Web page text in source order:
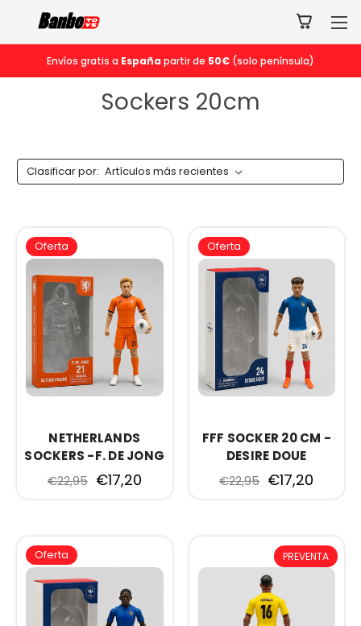
Envíos gratis a España partir de 50€ (solo península)
Sockers 20cm
Clasificar por:
Oferta
NETHERLANDS
SOCKERS -F. DE JONG
€22,95 €17,20
Oferta
FFF SOCKER 20 CM -
DESIRE DOUE
€22,95 €17,20
Oferta PREVENTA